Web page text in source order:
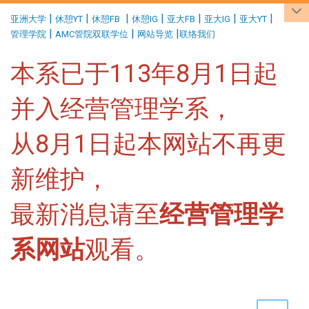
亚洲大学 | 休憩YT | 休憩FB | 休憩IG | 亚大FB | 亚大IG | 亚大YT |
管理学院 | AMC管院双联学位 | 网站导览 |联络我们
本系已于113年8月1日起
并入经营管理学系，
从8月1日起本网站不再更
新维护，
最新消息请至经营管理学
系网站观看。